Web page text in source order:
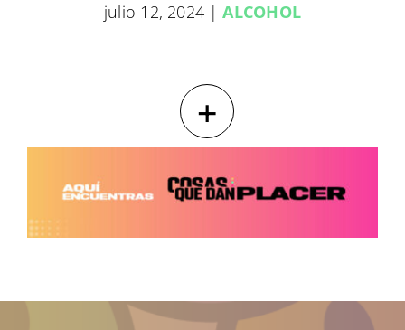
julio 12, 2024 | ALCOHOL
+